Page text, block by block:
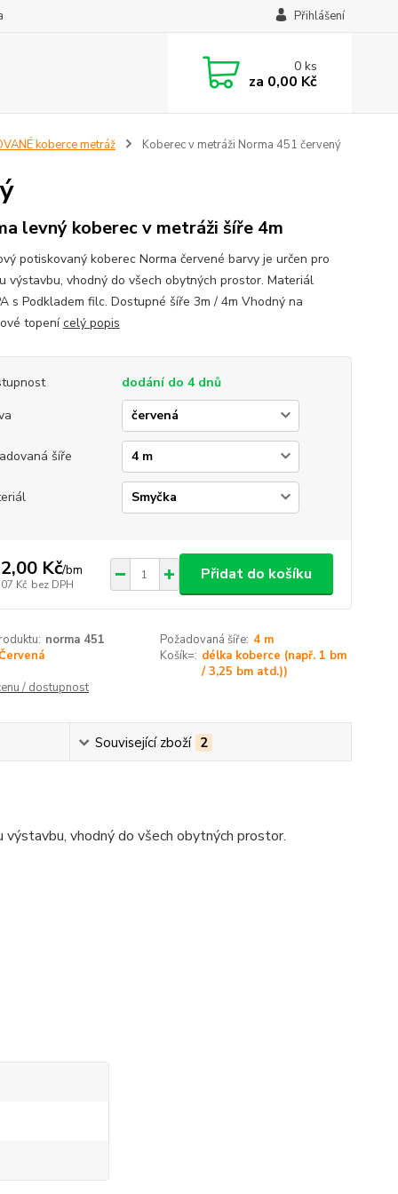
Přihlášení
0ks
za 0,00 Kč
koberce metráž Koberec v metráži Norma 451 červený
levný koberec v metráži šíře 4m
potiskovaný koberec Norma červené barvy je určen pro
výstavbu, vhodný do všech obytných prostor. Materiál
s Podkladem filc. Dostupné šíře 3m / 4m Vhodný na
topenícelý popis
dodání do 4 dnů
šíře
Kč/bm
Kč bez DPH
Přidat do košíku
norma 451 Požadovaná šíře: 4 m
Košík=: délka koberce (např. 1 bm
/ 3,25 bm atd.))
/ dostupnost
Související zboží 2
vhodný do všech obytných prostor.